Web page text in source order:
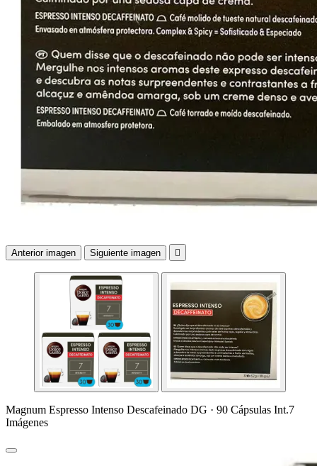
Anterior imagen Siguiente imagen 
Magnum Espresso Intenso Descafeinado DG · 90 Cápsulas Int.7
Imágenes